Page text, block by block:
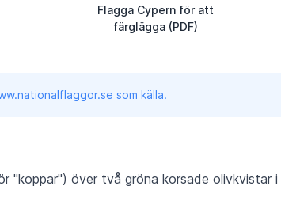
Flagga Cypern för att
färglägga (PDF)
som källa.
"koppar") över två gröna korsade olivkvistar i